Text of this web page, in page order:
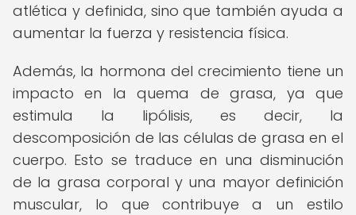
atlética y definida, sino que también ayuda a
aumentar la fuerza y resistencia física.
Además, la hormona del crecimiento tiene un
impacto en la quema de grasa, ya que
estimula la lipólisis, es decir, la
descomposición de las células de grasa en el
cuerpo. Esto se traduce en una disminución
de la grasa corporal y una mayor definición
muscular, lo que contribuye a un estilo